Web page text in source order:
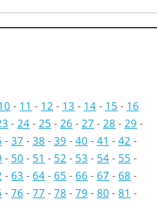
- 11 - 12 - 13 - 14 - 15 - 16
- 24 - 25 - 26 - 27 - 28 - 29 -
- 37 - 38 - 39 - 40 - 41 - 42 -
- 50 - 51 - 52 - 53 - 54 - 55 -
- 63 - 64 - 65 - 66 - 67 - 68 -
- 76 - 77 - 78 - 79 - 80 - 81 -